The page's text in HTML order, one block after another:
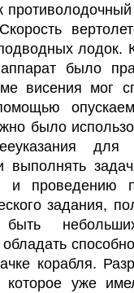
лодок.
было
висения мог
было
для
и проведению
задания,
корабля.
уже